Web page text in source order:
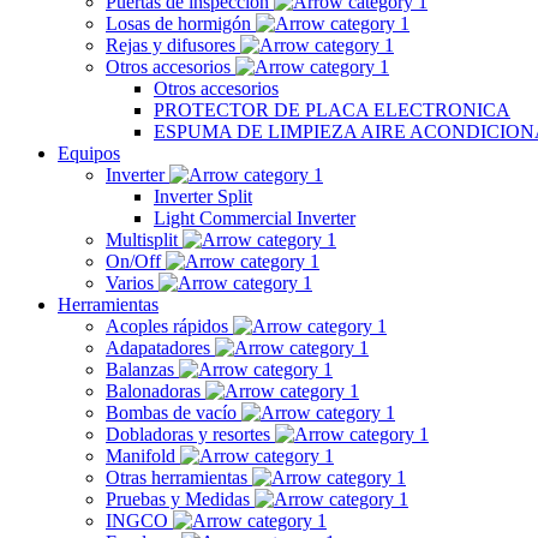
Losas de hormigón
Rejas y difusores
Otros accesorios
Otros accesorios
PROTECTOR DE PLACA ELECTRONICA
ESPUMA DE LIMPIEZA AIRE
Equipos
Inverter
Inverter Split
Light Commercial Inverter
Multisplit
On/Off
Varios
Herramientas
Acoples rápidos
Adapatadores
Balanzas
Balonadoras
Bombas de vacío
Dobladoras y resortes
Manifold
Otras herramientas
Pruebas y Medidas
INGCO